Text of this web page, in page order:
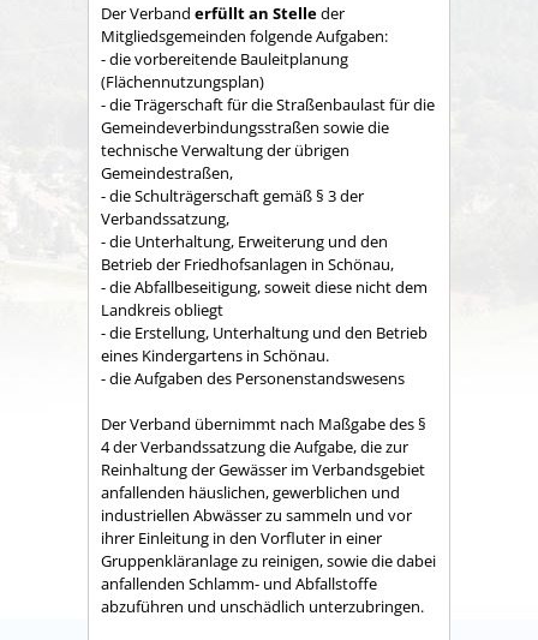
Der Verband erfüllt an Stelleder
Mitgliedsgemeinden folgende Aufgaben:
- die vorbereitende Bauleitplanung
(Flächennutzungsplan)
- die Trägerschaft für die Straßenbaulast für die
Gemeindeverbindungsstraßen sowie die
technische Verwaltung der übrigen
Gemeindestraßen,
- die Schulträgerschaft gemäß § 3 der
Verbandssatzung,
- die Unterhaltung, Erweiterung und den
Betrieb der Friedhofsanlagen in Schönau,
- die Abfallbeseitigung, soweit diese nicht dem
Land­kreis obliegt
- die Erstellung, Unterhaltung und den Betrieb
eines Kindergartens in Schönau.
- die Aufgaben des Personenstandswesens
Der Verband übernimmt nach Maßgabe des §
4 der Verbandssatzung die Aufgabe, die zur
Reinhaltung der Gewässer im Verbandsgebiet
anfallenden häuslichen, gewerblichen und
industriellen Abwässer zu sammeln und vor
ihrer Einleitung in den Vorfluter in einer
Gruppenkläranlage zu reinigen, sowie die dabei
anfallenden Schlamm- und Abfallstoffe
abzuführen und unschädlich unterzubringen.